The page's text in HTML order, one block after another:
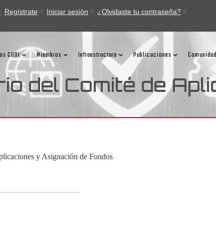
Regístrate Iniciar sesión ¿Olvidaste tu contraseña?
CUDI Miembros Infraestructura Publicaciones
del Comité de